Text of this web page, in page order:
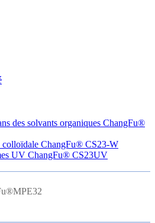
des solvants organiques ChangFu®
colloïdale ChangFu® CS23-W
UV ChangFu® CS23UV